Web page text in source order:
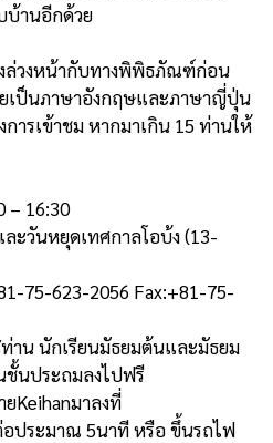
บ้านอีกด้วย
ล่วงหน้ากับทางพิพิธภัณฑ์ก่อน
เป็นภาษาอังกฤษและภาษาญี่ปุ่น
ารเข้าชม หากมาเกิน 15 ท่านให้
– 16:30
ะวันหยุดเทศกาลโอบ้ง (13-
75-623-2056 Fax:+81-75-
าน นักเรียนมัธยมต้นและมัธยม
ชั้นประถมลงไปฟรี
Keihanมาลงที่
อประมาณ 5นาที หรือ ขึ้นรถไฟ